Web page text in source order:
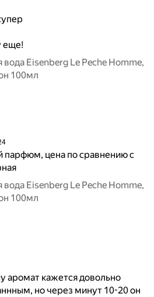
еще!
Eisenberg Le Peche Homme,
100мл
парфюм, цена по сравнению с
Eisenberg Le Peche Homme,
100мл
аромат кажется довольно
но через минут 10-20 он